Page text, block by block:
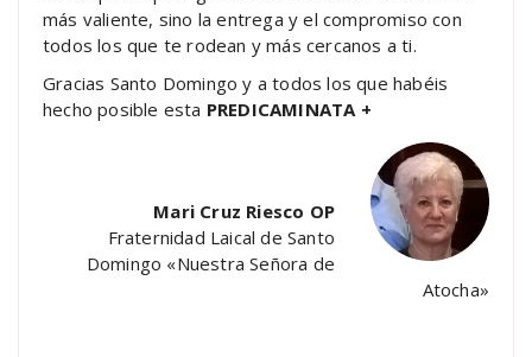
más valiente, sino la entrega y el compromiso con
todos los que te rodean y más cercanos a ti.
Gracias Santo Domingo y a todos los que habéis
hecho posible esta PREDICAMINATA +
Mari Cruz Riesco OP
Fraternidad Laical de Santo
Domingo «Nuestra Señora de
Atocha»